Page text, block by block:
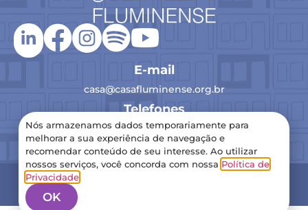
E-mail
casa@casafluminense.org.br
Telefones
(21) 2516-0193
2024 Casa Fluminense – Todos os direitos reservados
Nós armazenamos dados temporariamente para
melhorar a sua experiência de navegação e
recomendar conteúdo de seu interesse. Ao utilizar
nossos serviços, você concorda com nossa Política de
Privacidade.
OK